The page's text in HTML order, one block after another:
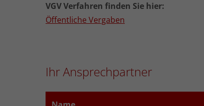
VGV Verfahren finden Sie hier:
Öffentliche Vergaben
Ihr Ansprechpartner